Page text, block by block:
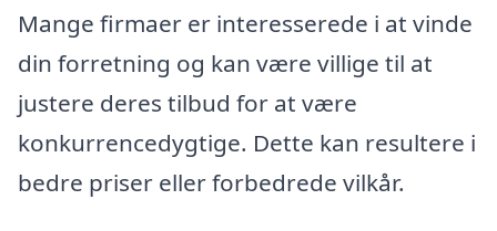
Mange firmaer er interesserede i at vinde
din forretning og kan være villige til at
justere deres tilbud for at være
konkurrencedygtige. Dette kan resultere i
bedre priser eller forbedrede vilkår.